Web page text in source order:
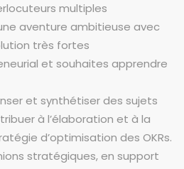
multiples
aventure ambitieuse avec
très fortes
et souhaites apprendre
et synthétiser des sujets
à l’élaboration et à la
d’optimisation des OKRs.
stratégiques, en support